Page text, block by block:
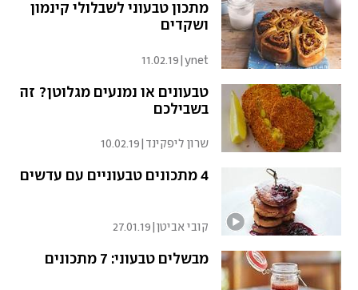
מתכון טבעוני לשבלולי קינמון
ושקדים
ynet
|
11.02.19
טבעונים או נמנעים מגלוטן? זה
בשבילכם
שרון ליפקינד 10.02.19
4 מתכונים טבעוניים עם עדשים
קובי אביטן|
27.01.19
מבשלים טבעוני: 7 מתכונים